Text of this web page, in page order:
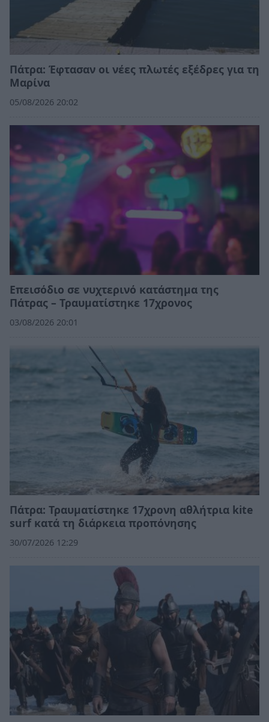
Πάτρα: Έφτασαν οι νέες πλωτές εξέδρες για τη
Μαρίνα
05/08/2026 20:02
Επεισόδιο σε νυχτερινό κατάστημα της
Πάτρας – Τραυματίστηκε 17χρονος
03/08/2026 20:01
Πάτρα: Τραυματίστηκε 17χρονη αθλήτρια kite
surf κατά τη διάρκεια προπόνησης
30/07/2026 12:29